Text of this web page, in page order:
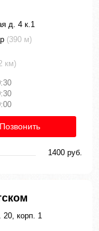
д. 4 к.1
(390 м)
км)
Позвонить
1400 руб.
20, корп. 1